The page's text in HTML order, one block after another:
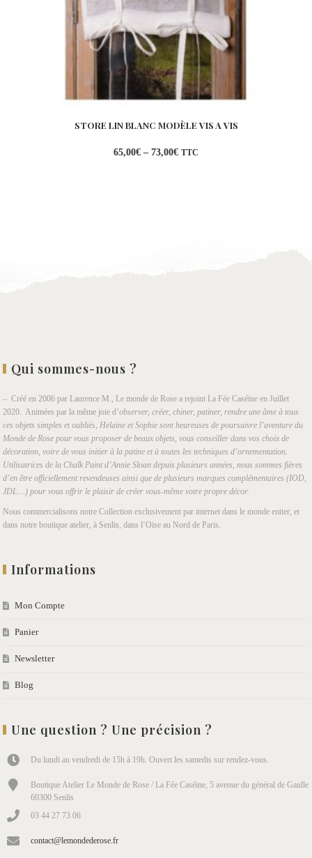
STORE LIN BLANC MODÈLE VIS A VIS
65,00€ – 73,00€ TTC
Qui sommes-nous ?
– Créé en 2006 par Laurence M., Le monde de Rose a rejoint La Fée Caséine en Juillet
2020. Animées par la même joie d’observer, créer, chiner, patiner, rendre une âme à tous
ces objets simples et oubliés, Helaine et Sophie sont heureuses de poursuivre l’aventure du
Monde de Rose pour vous proposer de beaux objets, vous conseiller dans vos choix de
décoration, voire de vous initier à la patine et à toutes les techniques d’ornementation.
Utilisatrices de la Chalk Paint d’Annie Sloan depuis plusieurs années, nous sommes fières
d’en être officiellement revendeuses ainsi que de plusieurs marques complémentaires (IOD,
JDL…) pour vous offrir le plaisir de créer vous-même votre propre décor.
Nous commercialisons notre Collection exclusivement par internet dans le monde entier, et
dans notre boutique atelier, à Senlis, dans l’Oise au Nord de Paris.
Informations
Mon Compte
Panier
Newsletter
Blog
Une question ? Une précision ?
Du lundi au vendredi de 15h à 19h. Ouvert les samedis sur rendez-vous.
Boutique Atelier Le Monde de Rose / La Fée Caséine, 5 avenue du général de Gaulle
60300 Senlis
03 44 27 73 06
contact@lemondederose.fr